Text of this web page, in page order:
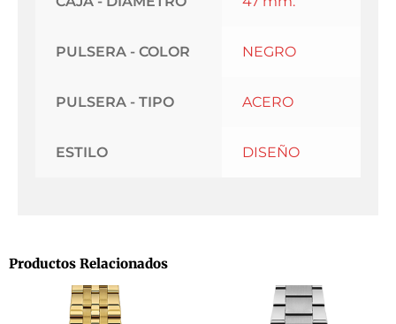
PULSERA - COLOR NEGRO
PULSERA - TIPO ACERO
ESTILO DISEÑO
Productos Relacionados